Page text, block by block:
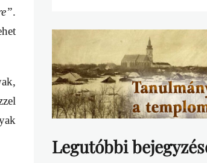
.
Legutóbbi